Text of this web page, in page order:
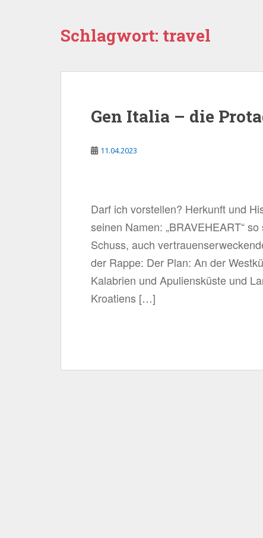
Schlagwort: travel
Gen Italia – die
11.04.2023
Darf ich vorstellen? Herkunft und
seinen Namen: „BRAVEHEART“
Schuss, auch
der Rappe: Der Plan: An der
Kalabrien und Apuliensküste und
Kroatiens […]